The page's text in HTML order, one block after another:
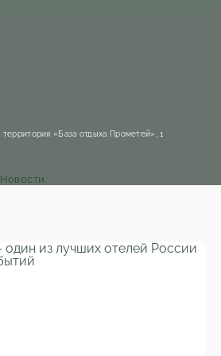
территория «База отдыха Прометей», 1
Новости